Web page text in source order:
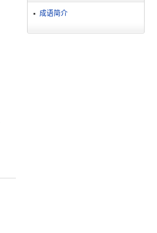
成语简介